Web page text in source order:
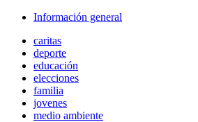
Información general
caritas
deporte
educación
elecciones
familia
jovenes
medio ambiente